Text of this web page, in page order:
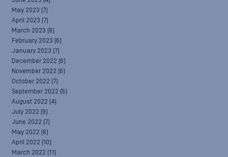
May 2023 (7)
April 2023 (7)
March 2023 (8)
February 2023 (6)
January 2023 (7)
December 2022 (6)
November 2022 (6)
October 2022 (7)
September 2022 (5)
August 2022 (4)
July 2022 (9)
June 2022 (7)
May 2022 (8)
April 2022 (10)
March 2022 (11)